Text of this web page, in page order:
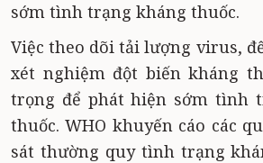
sớm tình trạng kháng thuốc.
Việc theo dõi tải lượng virus,
xét nghiệm đột biến kháng
trọng để phát hiện sớm tình
thuốc. WHO khuyến cáo các
sát thường quy tình trạng